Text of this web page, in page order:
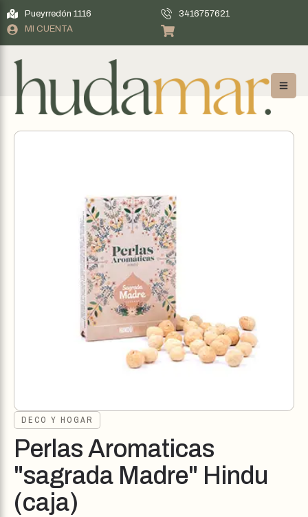
Pueyrredón 1116
3416757621
MI CUENTA
DECO Y HOGAR
Perlas Aromaticas
"sagrada Madre" Hindu
(caja)